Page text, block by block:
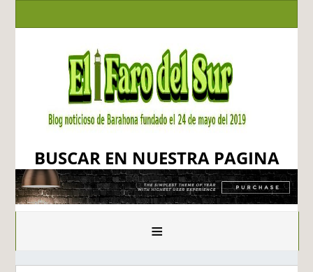
BUSCAR EN NUESTRA PAGINA
≡